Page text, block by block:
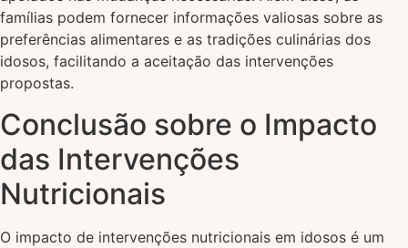
famílias podem fornecer informações valiosas sobre as
preferências alimentares e as tradições culinárias dos
idosos, facilitando a aceitação das intervenções
propostas.
Conclusão sobre o Impacto
das Intervenções
Nutricionais
O impacto de intervenções nutricionais em idosos é um